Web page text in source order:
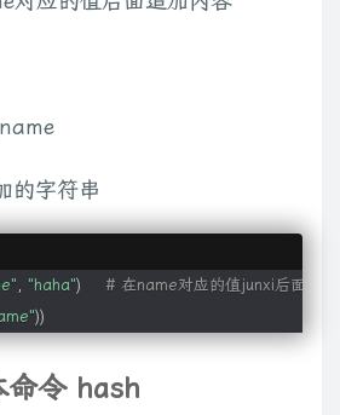
的字符串
, "haha")
# 在name对应的值junxi后面追
))
令 hash